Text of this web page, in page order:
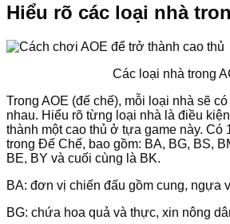
Hiểu rõ các loại nhà
Các loại nhà trong
Trong AOE (đế chế), mỗi loại nhà sẽ
nhau. Hiểu rõ từng loại nhà là điều
thành một cao thủ ở tựa game này. Có
trong Đế Chế, bao gồm: BA, BG, BS,
BE, BY và cuối cùng là BK.
BA: đơn vị chiến đấu gồm cung, ngựa
BG: chứa hoa quả và thực, xin nông